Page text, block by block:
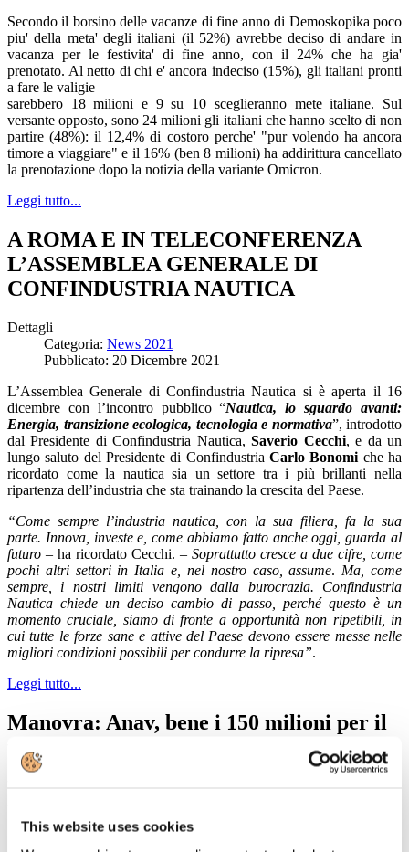
This website uses cookies
Secondo il borsino delle vacanze di fine anno di Demoskopika poco
piu' della meta' degli italiani (il 52%) avrebbe deciso di andare in
vacanza per le festivita' di fine anno, con il 24% che ha gia'
prenotato. Al netto di chi e' ancora indeciso (15%), gli italiani pronti
a fare le valigie
sarebbero 18 milioni e 9 su 10 sceglieranno mete italiane. Sul
versante opposto, sono 24 milioni gli italiani che hanno scelto di non
partire (48%): il 12,4% di costoro perche' "pur volendo ha ancora
timore a viaggiare" e il 16% (ben 8 milioni) ha addirittura cancellato
la prenotazione dopo la notizia della variante Omicron.
Leggi tutto...
A ROMA E IN TELECONFERENZA
L’ASSEMBLEA GENERALE DI
CONFINDUSTRIA NAUTICA
Dettagli
Categoria: News 2021
Pubblicato: 20 Dicembre 2021
L’Assemblea Generale di Confindustria Nautica si è aperta il 16
dicembre con l’incontro pubblico “Nautica, lo sguardo avanti:
Energia, transizione ecologica, tecnologia e normativa”, introdotto
dal Presidente di Confindustria Nautica,Saverio Cecchi, e da un
lungo saluto del Presidente di Confindustria Carlo Bonomi che ha
ricordato come la nautica sia un settore tra i più brillanti nella
ripartenza dell’industria che sta trainando la crescita del Paese.
“Come sempre l’industria nautica, con la sua filiera, fa la sua
parte. Innova, investe e, come abbiamo fatto anche oggi, guarda al
futuro – ha ricordato Cecchi. – Soprattutto cresce a due cifre, come
pochi altri settori in Italia e, nel nostro caso, assume. Ma, come
sempre, i nostri limiti vengono dalla burocrazia. Confindustria
Nautica chiede un deciso cambio di passo, perché questo è un
momento cruciale, siamo di fronte a opportunità non ripetibili, in
cui tutte le forze sane e attive del Paese devono essere messe nelle
migliori condizioni possibili per condurre la ripresa”.
Leggi tutto...
Manovra: Anav, bene i 150 milioni per il
turismo.Vinella, fondi anche per bonus
gasolio per autobus commercia
Categoria: News 2021